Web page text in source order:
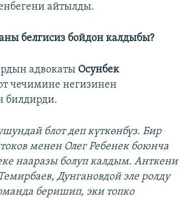
айтылды.
белгисиз бойдон калдыбы?
адвокаты Осунбек
чечимине негизинен
билдирди.
блот деп күткөнбүз. Бир
менен Олег Ребенек боюнча
нааразы болуп калдым. Анткени
Дунгановдой эле ролду
беришип, эки топко